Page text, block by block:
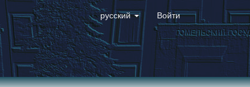
русский Войти